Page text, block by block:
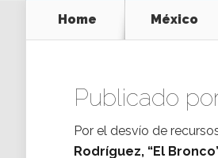
Home México
Publicado
Por el desvío de
Rodríguez, “El